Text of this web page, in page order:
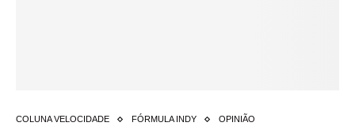
COLUNA VELOCIDADE FÓRMULA INDY OPINIÃO